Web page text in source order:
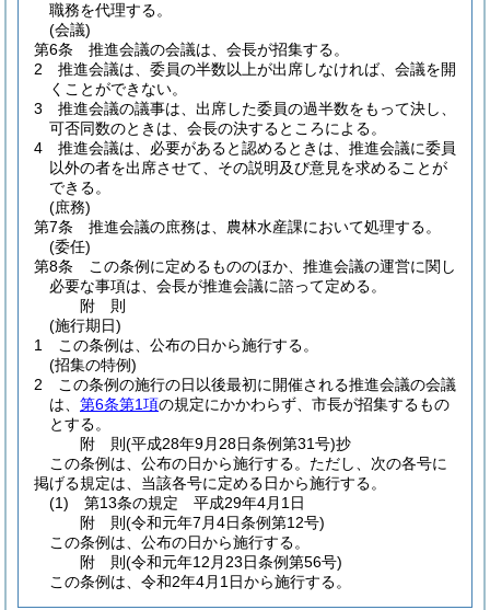
職務を代理する。
(会議)
第6条
推進会議の会議は、会長が招集する。
2
推進会議は、委員の半数以上が出席しなければ、会議を開
くことができない。
3
推進会議の議事は、出席した委員の過半数をもって決し、
可否同数のときは、会長の決するところによる。
4
推進会議は、必要があると認めるときは、推進会議に委員
以外の者を出席させて、その説明及び意見を求めることが
できる。
(庶務)
第7条
推進会議の庶務は、農林水産課において処理する。
(委任)
第8条
この条例に定めるもののほか、推進会議の運営に関し
必要な事項は、会長が推進会議に諮って定める。
附 則
(施行期日)
1
この条例は、公布の日から施行する。
(招集の特例)
2
この条例の施行の日以後最初に開催される推進会議の会議
は、 第6条第1項の規定にかかわらず、市長が招集するもの
とする。
附 則(平成28年9月28日条例第31号)抄
この条例は、公布の日から施行する。 ただし、次の各号に
掲げる規定は、当該各号に定める日から施行する。
(1)
第13条の規定 平成29年4月1日
附 則(令和元年7月4日条例第12号)
この条例は、公布の日から施行する。
附 則(令和元年12月23日条例第56号)
この条例は、令和2年4月1日から施行する。